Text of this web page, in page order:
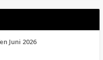
Juni 2026